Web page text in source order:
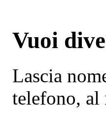
Vuoi
Lascia
telefono, al